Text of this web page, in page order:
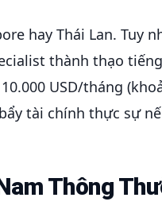
hay Thái Lan. Tuy
thành thạo
USD/tháng
tài chính thực sự
Thông